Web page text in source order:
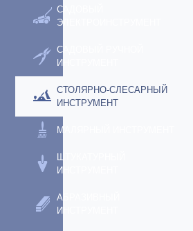
САДОВЫЙ
ЭЛЕКТРОИНСТРУМЕНТ
САДОВЫЙ РУЧНОЙ
ИНСТРУМЕНТ
СТОЛЯРНО-СЛЕСАРНЫЙ
ИНСТРУМЕНТ
МАЛЯРНЫЙ ИНСТРУМЕНТ
ШТУКАТУРНЫЙ
ИНСТРУМЕНТ
АБРАЗИВНЫЙ
ИНСТРУМЕНТ